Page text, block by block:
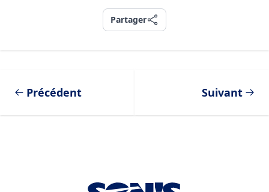
Partager
Partager
Précédent Suivant